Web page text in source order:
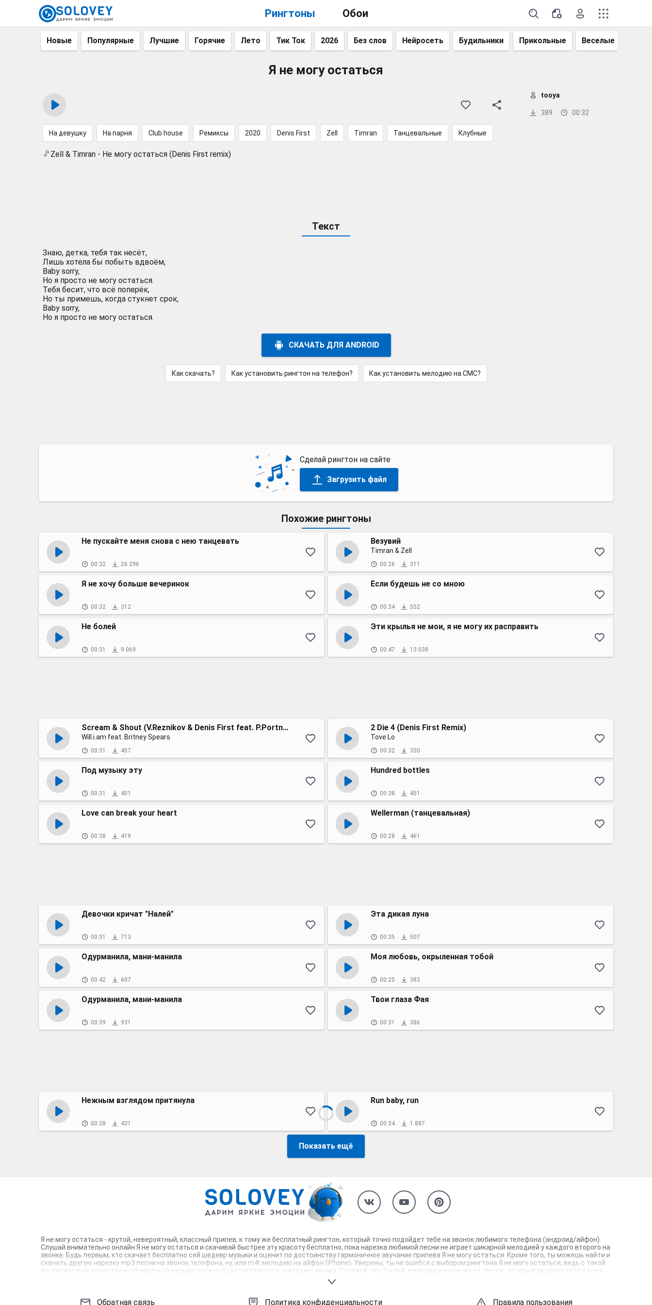
Рингтоны Обои
Новые Популярные Лучшие Горячие Лето Тик Ток 2026 Без слов Нейросеть Будильники Прикольные Веселые
Я не могу остаться
389 00:32
tooya
На девушку На парня Club house Ремиксы 2020 Denis First Zell Timran Танцевальные Клубные
Zell & Timran - Не могу остаться (Denis First remix)
Текст
Знаю, детка, тебя так несёт,
Лишь хотела бы побыть вдвоём,
Baby sorry,
Но я просто не могу остаться.
Тебя бесит, что всё поперёк,
Но ты примешь, когда стукнет срок,
Baby sorry,
Но я просто не могу остаться.
СКАЧАТЬ ДЛЯ ANDROID
Как скачать? Как установить рингтон на телефон? Как установить мелодию на СМС?
Сделай рингтон на сайте
Загрузить файл
Похожие рингтоны
Не пускайте меня снова с нею танцевать
00:32 26 296
Везувий
Timran & Zell
00:26 311
Я не хочу больше вечеринок
00:32 312
Если будешь не со мною
00:34 552
Не болей
00:31 9 069
Эти крылья не мои, я не могу их расправить
00:47 13 038
Scream & Shout (V.Reznikov & Denis First feat. P.Portnov Remix)
Will.i.am feat. Britney Spears
00:31 457
2 Die 4 (Denis First Remix)
Tove Lo
00:32 350
Под музыку эту
00:31 401
Hundred bottles
00:38 451
Love can break your heart
00:38 419
Wellerman (танцевальная)
00:28 461
Девочки кричат "Налей"
00:31 713
Эта дикая луна
00:35 507
Одурманила, мани-манила
00:42 607
Моя любовь, окрыленная тобой
00:25 383
Одурманила, мани-манила
00:39 931
Твои глаза Фая
00:31 386
Нежным взглядом притянула
00:28 431
Run baby, run
00:34 1 887
Показать ещё
Я не могу остаться - крутой, невероятный, классный припев, к тому же бесплатный рингтон, который точно подойдет тебе на звонок любимого телефона (андроид/айфон).
Слушай внимательно онлайн Я не могу остаться и скачивай быстрее эту красоту бесплатно, пока нарезка любимой песни не играет шикарной мелодией у каждого второго на
звонке. Будь первым, кто скачает бесплатно сей шедевр музыки и оценит по достоинству гармоничное звучание припева Я не могу остаться. Кроме того, ты можешь найти и
скачать другую нарезку mp3 песни на звонок телефона, ну, или m4r мелодию на айфон (iPhone). Уверены, ты не ошибся с выбором рингтона Я не могу остаться, ведь с такой
восхитительно качественной нарезкой музыки сложно будет пропустить мелодию звонка. Соловей - mp3 и m4r композиции и звуки на звонок, которые зацепят тебя и всех
Обратная связь Политика конфиденциальности Правила пользования